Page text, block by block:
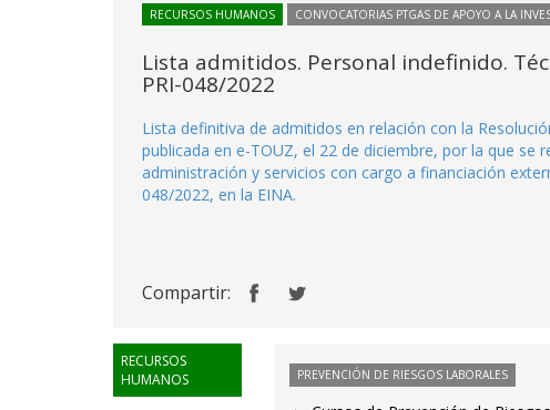
RECURSOS HUMANOS CONVOCATORIAS PTGAS DE APOYO A LA
Lista admitidos. Personal indefinido.
PRI-048/2022
Lista definitiva de admitidos en relación con la
publicada en e-TOUZ, el 22 de diciembre, por la que se
administración y servicios con cargo a financiación
048/2022, en la EINA.
Compartir:
RECURSOS
HUMANOS
PREVENCIÓN DE RIESGOS LABORALES